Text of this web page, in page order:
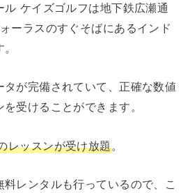
ケイズゴルフは地下鉄広瀬通
ーラスのすぐそばにあるインド
が完備されていて、正確な数値
受けることができます。
レッスンが受け放題。
レンタルも行っているので、こ